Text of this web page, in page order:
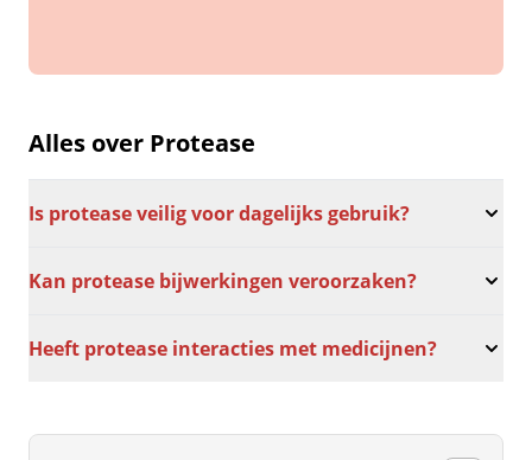
Alles over Protease
Is protease veilig voor dagelijks gebruik?
Kan protease bijwerkingen veroorzaken?
Heeft protease interacties met medicijnen?